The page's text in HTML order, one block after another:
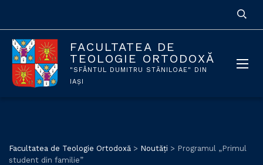
FACULTATEA DE
TEOLOGIE ORTODOXĂ
"SFÂNTUL DUMITRU STĂNILOAE" DIN
IAȘI
Facultatea de Teologie Ortodoxă > Noutăți > Programul „Primul
student din familie”